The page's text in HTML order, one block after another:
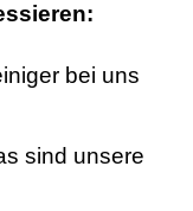
bei uns
sind unsere